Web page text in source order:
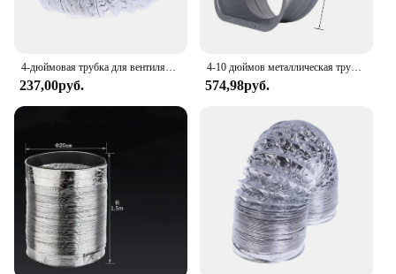
237,00руб.
4-10 дюймов металлическая труба, фланец, седло, трубка, разъем для вентиляционного шланга для кухни, ванной комнаты, вытяжной канал, система свежего воздуха, вентиляционное оборудование
574,98руб.